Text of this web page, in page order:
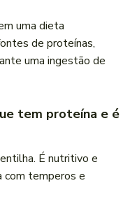
uma dieta
de proteínas,
uma ingestão de
tem proteína e é
É nutritivo e
com temperos e